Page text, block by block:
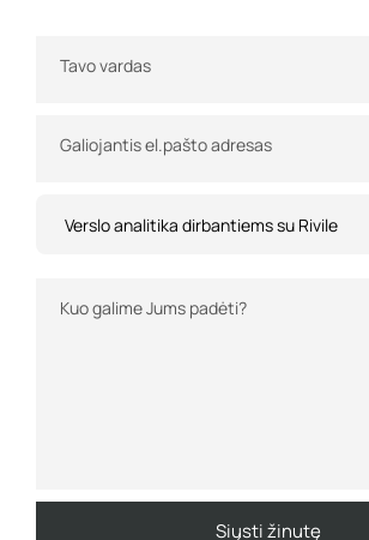
Tavo vardas
Galiojantis el.pašto adresas
Kuo galime Jums padėti?